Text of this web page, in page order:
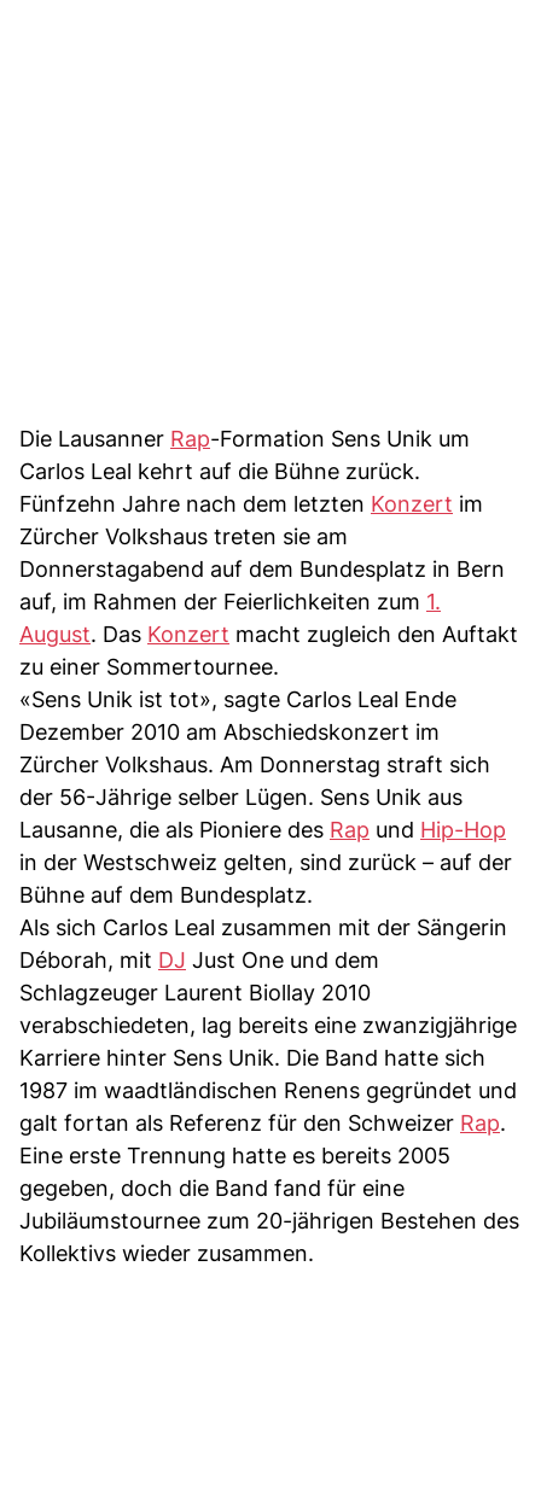
Die Lausanner Rap-Formation Sens Unik um
Carlos Leal kehrt auf die Bühne zurück.
Fünfzehn Jahre nach dem letzten Konzert im
Zürcher Volkshaus treten sie am
Donnerstagabend auf dem Bundesplatz in Bern
auf, im Rahmen der Feierlichkeiten zum 1.
August. Das Konzert macht zugleich den Auftakt
zu einer Sommertournee.
«Sens Unik ist tot», sagte Carlos Leal Ende
Dezember 2010 am Abschiedskonzert im
Zürcher Volkshaus. Am Donnerstag straft sich
der 56-Jährige selber Lügen. Sens Unik aus
Lausanne, die als Pioniere des Rap und Hip-Hop
in der Westschweiz gelten, sind zurück – auf der
Bühne auf dem Bundesplatz.
Als sich Carlos Leal zusammen mit der Sängerin
Déborah, mit DJ Just One und dem
Schlagzeuger Laurent Biollay 2010
verabschiedeten, lag bereits eine zwanzigjährige
Karriere hinter Sens Unik. Die Band hatte sich
1987 im waadtländischen Renens gegründet und
galt fortan als Referenz für den Schweizer Rap.
Eine erste Trennung hatte es bereits 2005
gegeben, doch die Band fand für eine
Jubiläumstournee zum 20-jährigen Bestehen des
Kollektivs wieder zusammen.